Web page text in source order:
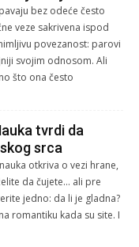
bez odeće često
veze sakrivena ispod
povezanost: parovi
svojim odnosom. Ali
što ona često
tvrdi da
srca
otkriva o vezi hrane,
da čujete… ali pre
jedno: da li je gladna?
romantiku kada su site. I